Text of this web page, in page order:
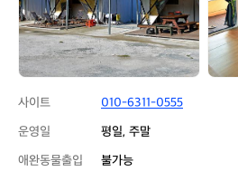
사이트
010-6311-0555
운영일
평일, 주말
애완동물출입
불가능